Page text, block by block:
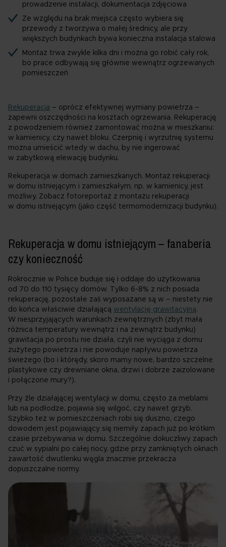
prowadzenie instalacji, dokumentacja zdjęciowa
Ze względu na brak miejsca często wybiera się
przewody z tworzywa o małej średnicy, ale przy
większych budynkach bywa konieczna instalacja stalowa
Montaż trwa zwykle kilka dni i można go robić cały rok,
bo prace odbywają się głównie wewnątrz ogrzewanych
pomieszczeń
Rekuperacja – oprócz efektywnej wymiany powietrza –
zapewni oszczędności na kosztach ogrzewania. Rekuperację
z powodzeniem również zamontować można w mieszkaniu:
w kamienicy, czy nawet bloku. Czerpnię i wyrzutnię systemu
można umieścić wtedy w dachu, by nie ingerować
w zabytkową elewację budynku.
Rekuperacja w domach zamieszkanych. Montaż rekuperacji
w domu istniejącym i zamieszkałym, np. w kamienicy, jest
możliwy. Zobacz fotoreportaż z montażu rekuperacji
w domu istniejącym (jako część termomodernizacji budynku).
Rekuperacja w domu istniejącym – fanaberia
czy konieczność
Rokrocznie w Polsce buduje się i oddaje do użytkowania
od 70 do 110 tysięcy domów. Tylko 6-8% z nich posiada
rekuperację, pozostałe zaś wyposażane są w – niestety nie
do końca właściwie działającą wentylację grawitacyjną.
W niesprzyjających warunkach zewnętrznych (zbyt mała
różnica temperatury wewnątrz i na zewnątrz budynku)
grawitacja po prostu nie działa, czyli nie wyciąga z domu
zużytego powietrza i nie powoduje napływu powietrza
świeżego (bo i którędy, skoro mamy nowe, bardzo szczelne
plastykowe czy drewniane okna, drzwi i dobrze zaizolowane
i połączone mury?).
Przy źle działającej wentylacji w domu, często za meblami
lub na podłodze, pojawia się wilgoć, czy nawet grzyb.
Szybko też w pomieszczeniach robi się duszno, czego
dowodem jest pojawiający się niemiły zapach już po krótkim
czasie przebywania w domu. Szczególnie dokuczliwy zapach
czuć w sypialni po całej nocy, gdzie przy zamkniętych oknach
zawartość dwutlenku węgla znacznie przekracza
dopuszczalne normy.